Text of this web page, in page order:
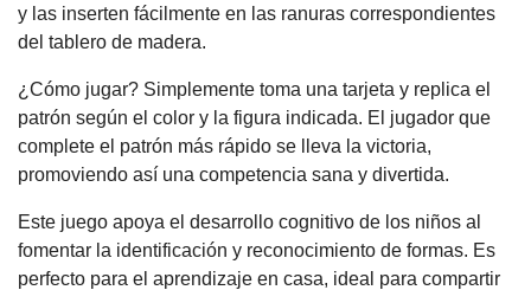
y las inserten fácilmente en las ranuras correspondientes
del tablero de madera.
¿Cómo jugar? Simplemente toma una tarjeta y replica el
patrón según el color y la figura indicada. El jugador que
complete el patrón más rápido se lleva la victoria,
promoviendo así una competencia sana y divertida.
Este juego apoya el desarrollo cognitivo de los niños al
fomentar la identificación y reconocimiento de formas. Es
perfecto para el aprendizaje en casa, ideal para compartir